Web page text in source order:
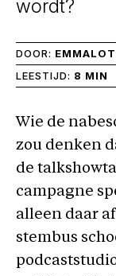
wordt?
DOOR:
LEESTIJD: 8 MIN
Wie de
zou denken
de
campagne
alleen daar
stembus